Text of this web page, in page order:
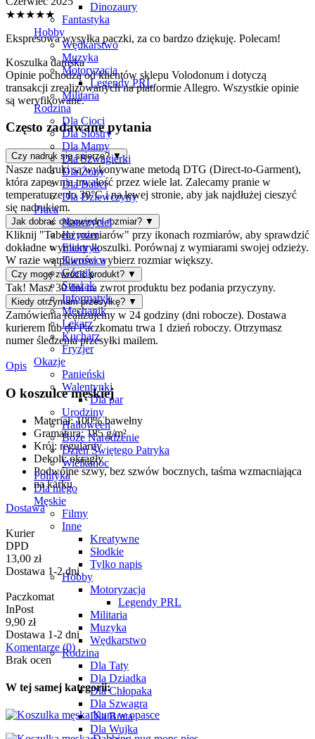
Dinozaury
Fantastyka
Hobby
Wędkarstwo
Muzyka
Motoryzacja
Legendy PRL
Militaria
Rodzina
Dla Cioci
Dla Siostry
Dla Mamy
Dla Szwagierki
Dla Żony
Dla Babci
Dla Dziewczyny
Praca
Nauczyciel
Inżynier
Elektryk
Kierowca
Górnik
Strażak
Informatyk
Mechanik
Lekarz
Kucharz
Fryzjer
Okazje
Panieński
Walentynki
Dla par
Urodziny
Halloween
Boże Narodzenie
Dzień Świętego Patryka
Wielkanoc
Polityka
Dla niego
Męskie
Filmy
Inne
Kreatywne
Słodkie
Tylko napis
Hobby
Motoryzacja
Legendy PRL
Militaria
Muzyka
Wędkarstwo
Rodzina
Dla Taty
Dla Dziadka
Dla Chłopaka
Dla Szwagra
Dla Brata
Dla Wujka
★★★★★
Ekspresowa wysyłka paczki, za co bardzo dziękuję. Polecam!
Koszulka damska
Opinie pochodzą od klientów sklepu Volodonum i dotyczą
transakcji zrealizowanych na platformie Allegro. Wszystkie opinie
są weryfikowane.
Często zadawane pytania
Czy nadruk się spierze? ▼
Nasze nadruki są wykonywane metodą DTG (Direct-to-Garment),
która zapewnia trwałość przez wiele lat. Zalecamy pranie w
temperaturze do 30°C i na lewej stronie, aby jak najdłużej cieszyć
się nadrukiem.
Jak dobrać odpowiedni rozmiar? ▼
Kliknij "Tabela rozmiarów" przy ikonach rozmiarów, aby sprawdzić
dokładne wymiary koszulki. Porównaj z wymiarami swojej odzieży.
W razie wątpliwości wybierz rozmiar większy.
Czy mogę zwrócić produkt? ▼
Tak! Masz 30 dni na zwrot produktu bez podania przyczyny.
Kiedy otrzymam przesyłkę? ▼
Zamówienia realizujemy w 24 godziny (dni robocze). Dostawa
kurierem lub do Paczkomatu trwa 1 dzień roboczy. Otrzymasz
numer śledzenia przesyłki mailem.
Opis
O koszulce męskiej
Materiał: 100% bawełny
Gramatura: 185 g/m²
Krój: regularny
Dekolt: okrągły
Podwójne szwy, bez szwów bocznych, taśma wzmacniająca
na karku
Dostawa
Kurier
DPD
13,00 zł
Dostawa 1-2 dni
Paczkomat
InPost
9,90 zł
Dostawa 1-2 dni
Komentarze (0)
Brak ocen
W tej samej kategorii: